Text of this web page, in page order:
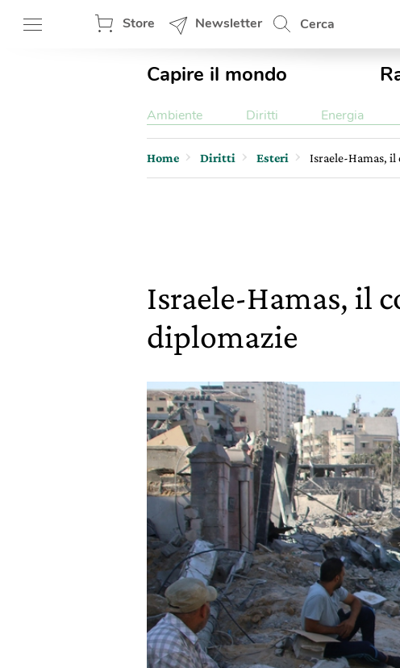
Store Newsletter Cerca
Capire il mondo
Ambiente Diritti Energia
Home Diritti Esteri Israele-Hamas,
Israele-Hamas, il
diplomazie